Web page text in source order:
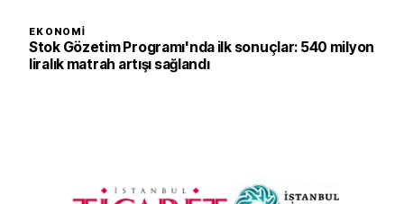
EKONOMI
Stok Gözetim Programı'nda ilk sonuçlar: 540 milyon
liralık matrah artışı sağlandı